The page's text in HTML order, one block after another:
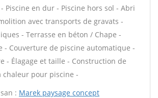
Piscine en dur - Piscine hors sol - Abri
avec transports de gravats -
- Terrasse en béton / Chape -
- Couverture de piscine automatique -
- Élagage et taille - Construction de
chaleur pour piscine -
: Marek paysage concept